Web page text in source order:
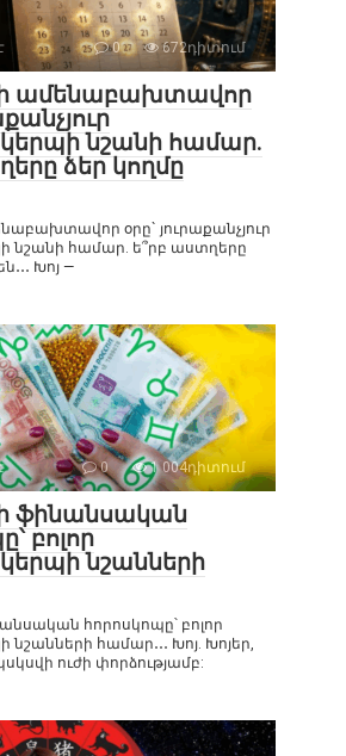
0 672դիտում
ամենաբախտավոր
նշանի համար.
ձեր կողմը
օրը` յուրաքանչյուր
նշանի համար. ե՞րբ աստղերը
Խոյ —
0 1 004դիտում
ֆինանսական
բոլոր
նշանների
հորոսկոպը՝ բոլոր
համար․․․ Խոյ. Խոյեր,
ուժի փորձությամբ: